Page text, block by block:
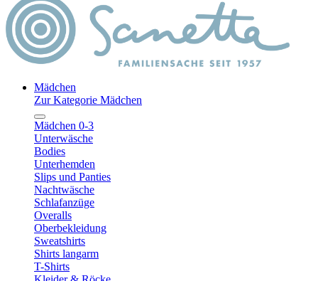
Mädchen
Zur Kategorie Mädchen
Mädchen 0-3
Unterwäsche
Bodies
Unterhemden
Slips und Panties
Nachtwäsche
Schlafanzüge
Overalls
Oberbekleidung
Sweatshirts
Shirts langarm
T-Shirts